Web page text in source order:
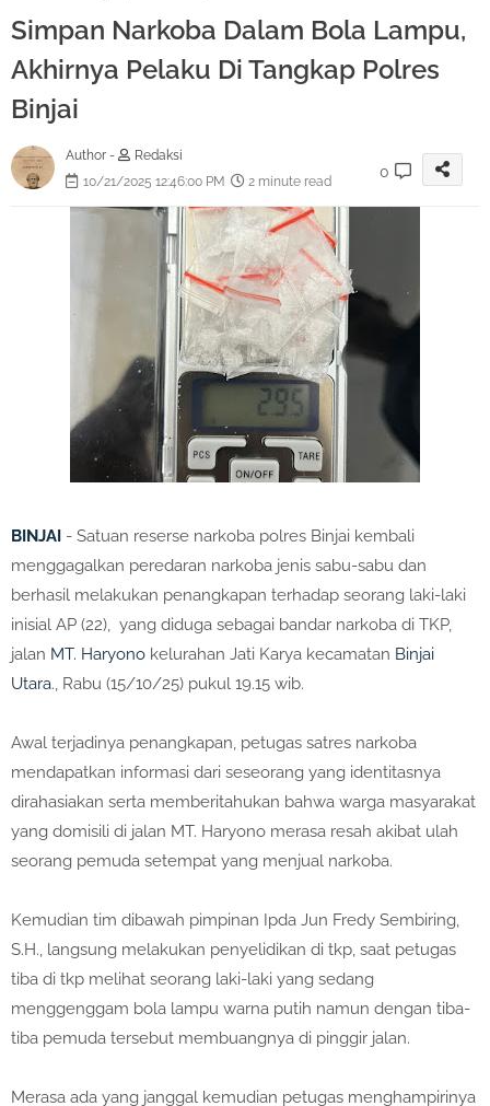
Simpan Narkoba Dalam Bola Lampu,
Akhirnya Pelaku Di Tangkap Polres
Binjai
Author -
Redaksi
10/21/2025 12:46:00 PM
2 minute read
0
BINJAI - Satuan reserse narkoba polres Binjai kembali
menggagalkan peredaran narkoba jenis sabu-sabu dan
berhasil melakukan penangkapan terhadap seorang laki-laki
inisial AP (22), yang diduga sebagai bandar narkoba di TKP,
jalan MT. Haryono kelurahan Jati Karya kecamatan Binjai
Utara., Rabu (15/10/25) pukul 19.15 wib.
Awal terjadinya penangkapan, petugas satres narkoba
mendapatkan informasi dari seseorang yang identitasnya
dirahasiakan serta memberitahukan bahwa warga masyarakat
yang domisili di jalan MT. Haryono merasa resah akibat ulah
seorang pemuda setempat yang menjual narkoba.
Kemudian tim dibawah pimpinan Ipda Jun Fredy Sembiring,
S.H., langsung melakukan penyelidikan di tkp, saat petugas
tiba di tkp melihat seorang laki-laki yang sedang
menggenggam bola lampu warna putih namun dengan tiba-
tiba pemuda tersebut membuangnya di pinggir jalan.
Merasa ada yang janggal kemudian petugas menghampirinya